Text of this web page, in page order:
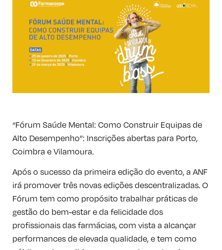
“Fórum Saúde Mental: Como Construir Equipas de
Alto Desempenho”: Inscrições abertas para Porto,
Coimbra e Vilamoura.
Após o sucesso da primeira edição do evento, a ANF
irá promover três novas edições descentralizadas. O
Fórum tem como propósito trabalhar práticas de
gestão do bem-estar e da felicidade dos
profissionais das farmácias, com vista a alcançar
performances de elevada qualidade, e tem como